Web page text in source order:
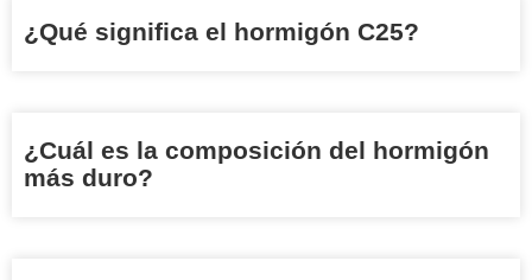
¿Qué significa el hormigón C25?
¿Cuál es la composición del hormigón
más duro?